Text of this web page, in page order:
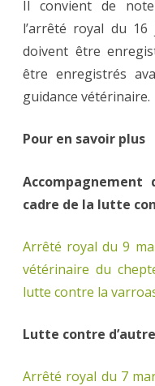
Il convient de
l’arrêté royal du 16
doivent être
être enregistrés
guidance vétérinaire.
Pour en savoir plus
cadre de la lutte
Arrêté royal du 9
vétérinaire du
lutte contre la
Lutte contre
Arrêté royal du 7